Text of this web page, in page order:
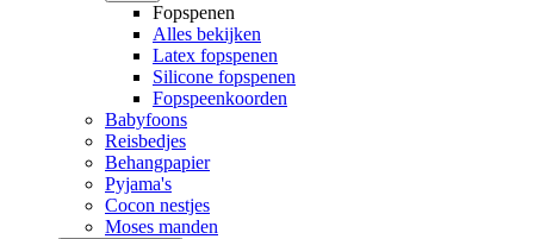
Fopspenen
Alles bekijken
Latex fopspenen
Silicone fopspenen
Fopspeenkoorden
Babyfoons
Reisbedjes
Behangpapier
Pyjama's
Cocon nestjes
Moses manden